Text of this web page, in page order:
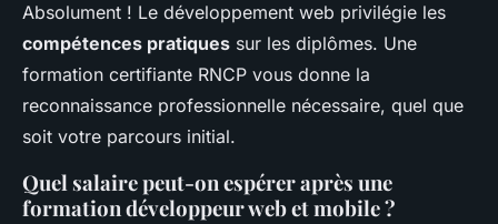
Absolument ! Le développement web privilégie les
compétences pratiques sur les diplômes. Une
formation certifiante RNCP vous donne la
reconnaissance professionnelle nécessaire, quel que
soit votre parcours initial.
Quel salaire peut-on espérer après une
formation développeur web et mobile ?